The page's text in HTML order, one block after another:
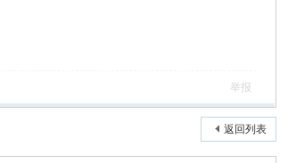
举报
返回列表